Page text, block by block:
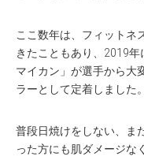
ここ数年は、フィットネ
きたこともあり、2019
マイカン」が選手から大
ラーとして定着しました。
普段日焼けをしない、ま
った方にも肌ダメージな